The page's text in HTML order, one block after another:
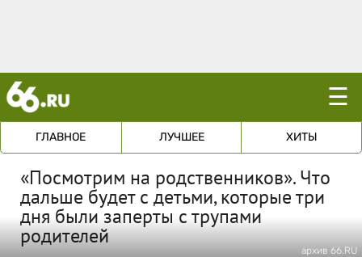
☰
ГЛАВНОЕ ЛУЧШЕЕ ХИТЫ
«Посмотрим на родственников». Что
дальше будет с детьми, которые три
дня были заперты с трупами
родителей
архив 66.RU